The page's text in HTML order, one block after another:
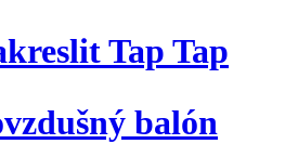
Tap Tap
balón